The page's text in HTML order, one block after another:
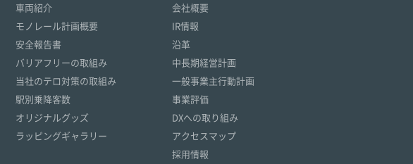
車両紹介
モノレール計画概要
安全報告書
バリアフリーの取組み
当社のテロ対策の取組み
駅別乗降客数
オリジナルグッズ
ラッピングギャラリー
会社概要
IR情報
沿革
中長期経営計画
一般事業主行動計画
事業評価
DXへの取り組み
アクセスマップ
採用情報